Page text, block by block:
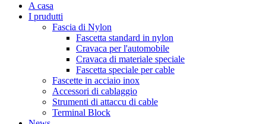
A casa
I prudutti
Fascia di Nylon
Fascetta standard in nylon
Cravaca per l'automobile
Cravaca di materiale speciale
Fascetta speciale per cable
Fascette in acciaio inox
Accessori di cablaggio
Strumenti di attaccu di cable
Terminal Block